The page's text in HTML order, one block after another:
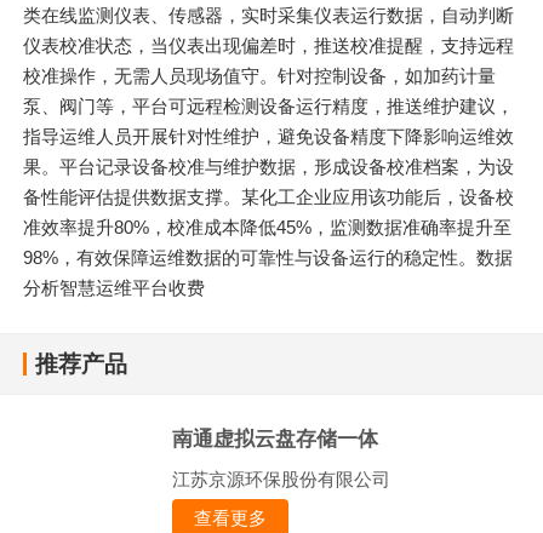
类在线监测仪表、传感器，实时采集仪表运行数据，自动判断
仪表校准状态，当仪表出现偏差时，推送校准提醒，支持远程
校准操作，无需人员现场值守。针对控制设备，如加药计量
泵、阀门等，平台可远程检测设备运行精度，推送维护建议，
指导运维人员开展针对性维护，避免设备精度下降影响运维效
果。平台记录设备校准与维护数据，形成设备校准档案，为设
备性能评估提供数据支撑。某化工企业应用该功能后，设备校
准效率提升80%，校准成本降低45%，监测数据准确率提升至
98%，有效保障运维数据的可靠性与设备运行的稳定性。数据
分析智慧运维平台收费
推荐产品
南通虚拟云盘存储一体
江苏京源环保股份有限公司
查看更多